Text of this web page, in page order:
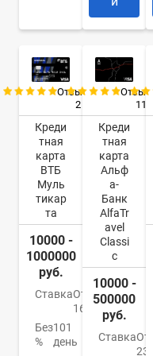
Отзывы:
2
Креди
тная
карта
ВТБ
Муль
тикар
та
10000 -
1000000
руб.
СтавкаОт
16%
Без
%
101
день
11
Креди
тная
карта
Альф
а-
Банк
AlfaTr
avel
Classi
c
10000 -
500000
руб.
СтавкаОт
23%